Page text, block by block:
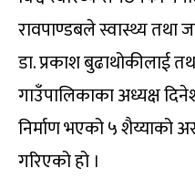
रावपाण्डबले स्वास्थ्य
डा. प्रकाश बुढाथोकीलाई
गाउँपालिकाका अध्यक्ष
निर्माण भएको ५ शैय्याको
गरिएको हो ।